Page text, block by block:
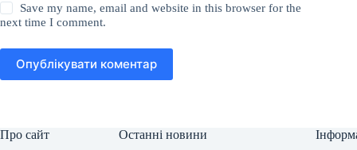
Save my name, email and website in this browser for the
next time I comment.
Опублікувати коментар
Про сайт Останні новини